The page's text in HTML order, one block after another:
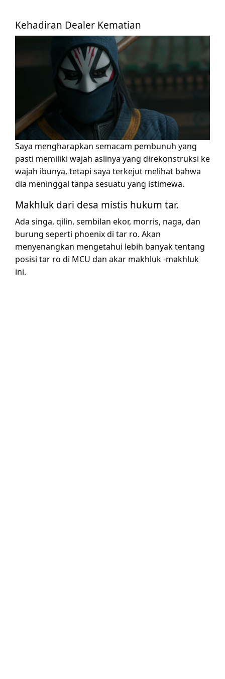
Kehadiran Dealer Kematian
Saya mengharapkan semacam pembunuh yang
pasti memiliki wajah aslinya yang direkonstruksi ke
wajah ibunya, tetapi saya terkejut melihat bahwa
dia meninggal tanpa sesuatu yang istimewa.
Makhluk dari desa mistis hukum tar.
Ada singa, qilin, sembilan ekor, morris, naga, dan
burung seperti phoenix di tar ro. Akan
menyenangkan mengetahui lebih banyak tentang
posisi tar ro di MCU dan akar makhluk -makhluk
ini.